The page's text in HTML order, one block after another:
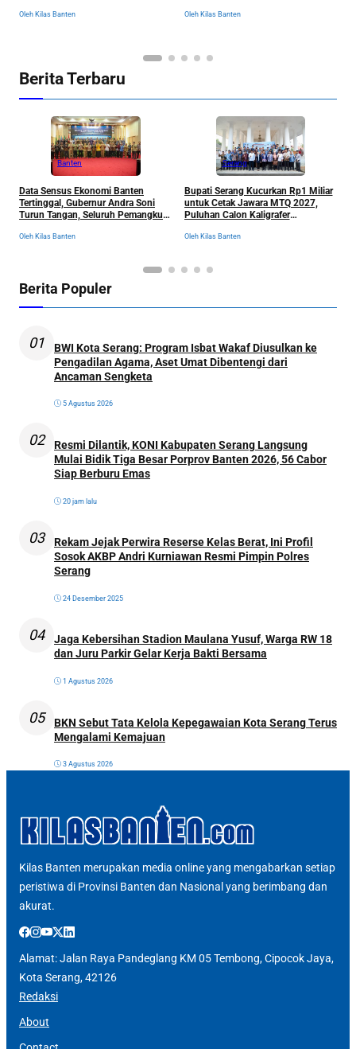
Oleh Kilas Banten Oleh Kilas Banten
Berita Terbaru
Banten
Data Sensus Ekonomi Banten
Tertinggal, Gubernur Andra Soni
Turun Tangan, Seluruh Pemangku
Dikumpulkan
Oleh Kilas Banten
Serang
Bupati Serang Kucurkan Rp1 Miliar
untuk Cetak Jawara MTQ 2027,
Puluhan Calon Kaligrafer
Oleh Kilas Banten
Berita Populer
01
BWI Kota Serang: Program Isbat Wakaf Diusulkan ke
Pengadilan Agama, Aset Umat Dibentengi dari
Ancaman Sengketa
5 Agustus 2026
02
Resmi Dilantik, KONI Kabupaten Serang Langsung
Mulai Bidik Tiga Besar Porprov Banten 2026, 56 Cabor
Siap Berburu Emas
20 jam lalu
03
Rekam Jejak Perwira Reserse Kelas Berat, Ini Profil
Sosok AKBP Andri Kurniawan Resmi Pimpin Polres
Serang
24 Desember 2025
04
Jaga Kebersihan Stadion Maulana Yusuf, Warga RW 18
dan Juru Parkir Gelar Kerja Bakti Bersama
1 Agustus 2026
05
BKN Sebut Tata Kelola Kepegawaian Kota Serang Terus
Mengalami Kemajuan
3 Agustus 2026
Kilas Banten merupakan media online yang mengabarkan setiap
peristiwa di Provinsi Banten dan Nasional yang berimbang dan
akurat.
Alamat: Jalan Raya Pandeglang KM 05 Tembong, Cipocok Jaya,
Kota Serang, 42126
Redaksi
About